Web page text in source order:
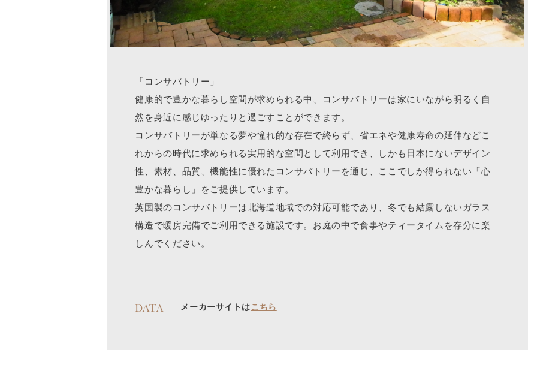
「コンサバトリー」
健康的で豊かな暮らし空間が求められる中、コンサバトリーは家にいながら明るく自
然を身近に感じゆったりと過ごすことができます。
コンサバトリーが単なる夢や憧れ的な存在で終らず、省エネや健康寿命の延伸などこ
れからの時代に求められる実用的な空間として利用でき、しかも日本にないデザイン
性、素材、品質、機能性に優れたコンサバトリーを通じ、ここでしか得られない「心
豊かな暮らし」をご提供しています。
英国製のコンサバトリーは北海道地域での対応可能であり、冬でも結露しないガラス
構造で暖房完備でご利用できる施設です。お庭の中で食事やティータイムを存分に楽
しんでください。
DATA メーカーサイトはこちら